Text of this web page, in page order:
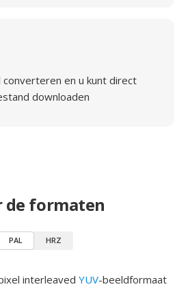
en u kunt direct
downloaden
de formaten
PAL HRZ
interleaved YUV-beeldformaat